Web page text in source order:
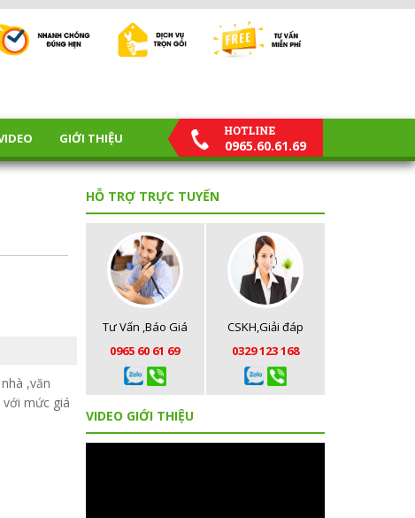
GIỚI THIỆU 0965.60.61.69
,văn
mức giá
HỖ TRỢ TRỰC TUYẾN
Tư Vấn ,Báo Giá
0965 60 61 69
CSKH,Giải đáp
0329 123 168
VIDEO GIỚI THIỆU